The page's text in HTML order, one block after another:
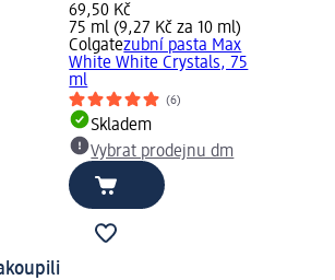
69,50 Kč
75 ml (9,27 Kč za 10 ml)
Colgatezubní pasta Max
White White Crystals, 75
ml
(6)
Skladem
Vybrat prodejnu dm